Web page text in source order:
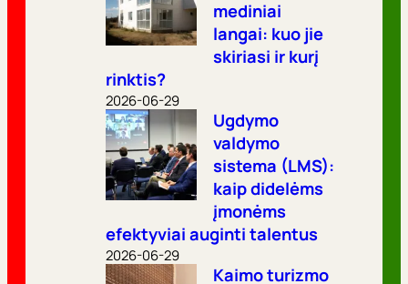
mediniai
langai: kuo jie
skiriasi ir kurį
rinktis?
2026-06-29
Ugdymo
valdymo
sistema (LMS):
kaip didelėms
įmonėms
efektyviai auginti talentus
2026-06-29
Kaimo turizmo